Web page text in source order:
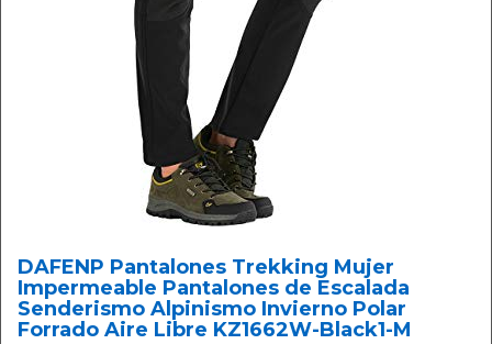
DAFENP Pantalones Trekking Mujer
Impermeable Pantalones de Escalada
Senderismo Alpinismo Invierno Polar
Forrado Aire Libre KZ1662W-Black1-M